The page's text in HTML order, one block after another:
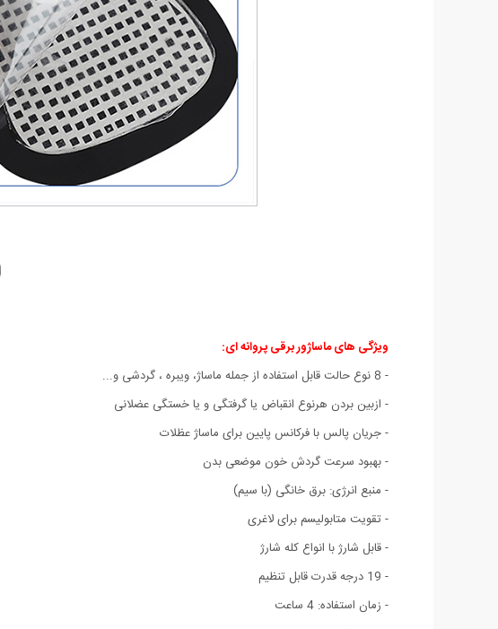
ویژگی های ماساژور برقی پروانه ای:
- 8 نوع حالت قابل استفاده از جمله ماساژ، ویبره ، گردشی و...
- ازبین بردن هرنوع انقباض یا گرفتگی و یا خستگی عضلانی
- جریان پالس با فرکانس پایین برای ماساژ عظلات
- بهبود سرعت گردش خون موضعی بدن
- منبع انرژی: برق خانگی (با سیم)
- تقویت متابولیسم برای لاغری
- قابل شارژ با انواع کله شارژ
- 19 درجه قدرت قابل تنظیم
- زمان استفاده: 4 ساعت